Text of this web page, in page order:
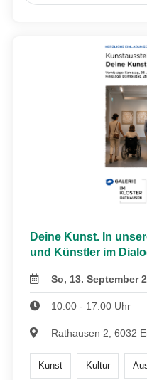
Deine Kunst. In
und Künstler im
So, 13. September
10:00 - 17:00 Uhr
Rathausen 2, 6032
Kunst Kultur